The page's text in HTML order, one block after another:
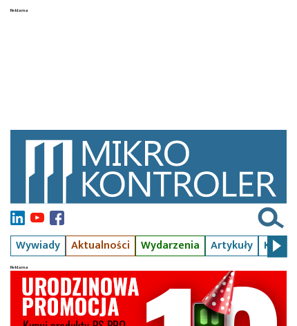
Wywiady Aktualności Wydarzenia Artykuły Kursy